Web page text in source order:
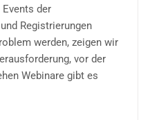
der
Registrierungen
werden, zeigen wir
vor der
Webinare gibt es